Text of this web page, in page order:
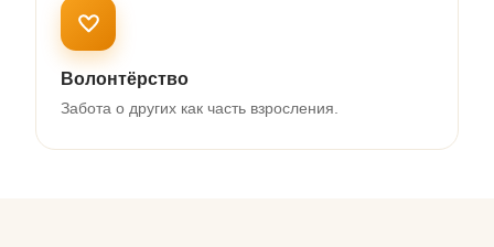
Волонтёрство
Забота о других как часть взросления.